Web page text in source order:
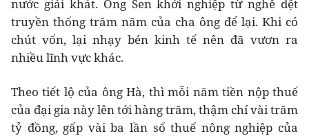
nước giải khát. Ông Sen khởi nghiệp từ nghề dệt
truyền thống trăm năm của cha ông để lại. Khi có
chút vốn, lại nhạy bén kinh tế nên đã vươn ra
nhiều lĩnh vực khác.
Theo tiết lộ của ông Hà, thì mỗi năm tiền nộp thuế
của đại gia này lên tới hàng trăm, thậm chí vài trăm
tỷ đồng, gấp vài ba lần số thuế nông nghiệp của